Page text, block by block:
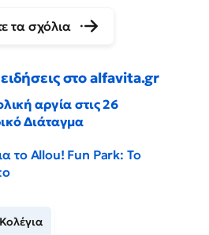
τα σχόλια
στο alfavita.gr
αργία στις 26
Διάταγμα
το Allou! Fun Park: Το
Κολέγια